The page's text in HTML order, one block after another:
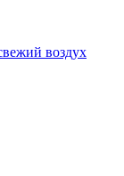
воздух